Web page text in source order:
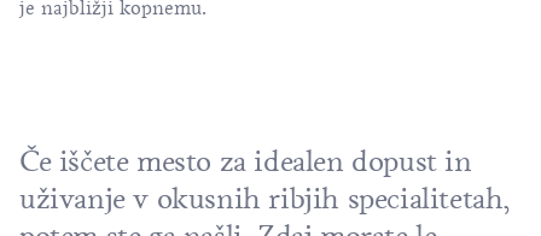
je najbližji kopnemu.
Če iščete mesto za idealen dopust in
uživanje v okusnih ribjih specialitetah,